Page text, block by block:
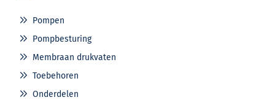
Pompen
Pompbesturing
Membraan drukvaten
Toebehoren
Onderdelen